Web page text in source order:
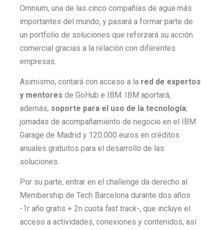
Omnium, una de las cinco compañías de agua más
importantes del mundo, y pasará a formar parte de
un portfolio de soluciones que reforzará su acción
comercial gracias a la relación con diferentes
empresas.
Asimismo, contará con acceso a la red de expertos
y mentores de GoHub e IBM. IBM aportará,
además, soporte para el uso de la tecnología;
jornadas de acompañamiento de negocio en el IBM
Garage de Madrid y 120.000 euros en créditos
anuales gratuitos para el desarrollo de las
soluciones.
Por su parte, entrar en el challenge da derecho al
Membership de Tech Barcelona durante dos años
-1r año gratis + 2n cuota fast track-, que incluye el
acceso a actividades, conexiones y contenidos, así